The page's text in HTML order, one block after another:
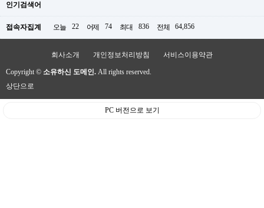
인기검색어
접속자집계 오늘 22 어제 74 최대 836 전체 64,856
회사소개 개인정보처리방침 서비스이용약관
Copyright © 소유하신 도메인. All rights reserved.
상단으로
PC 버전으로 보기